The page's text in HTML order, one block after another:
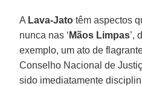
A Lava-Jato têm aspectos
nunca nas ‘ Mãos Limpas’,
exemplo, um ato de
Conselho Nacional de
sido imediatamente